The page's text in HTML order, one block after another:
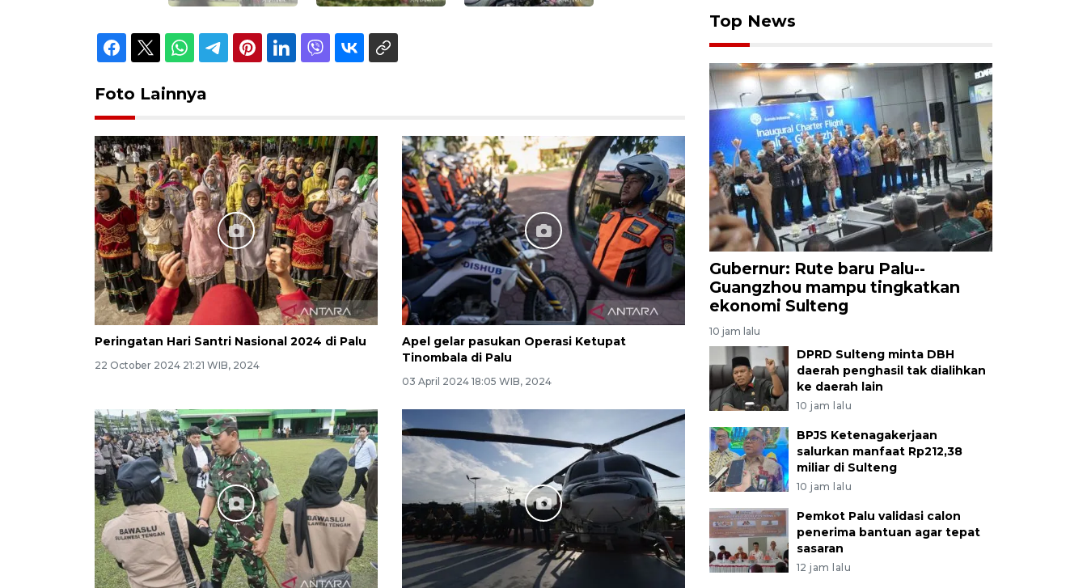
Foto Lainnya
Peringatan Hari Santri Nasional 2024 di Palu
22 October 2024 21:21 WIB, 2024
Apel gelar pasukan Operasi Ketupat
Tinombala di Palu
03 April 2024 18:05 WIB, 2024
Top News
Gubernur: Rute baru Palu--
Guangzhou mampu tingkatkan
ekonomi Sulteng
10 jam lalu
DPRD Sulteng minta DBH
daerah penghasil tak dialihkan
ke daerah lain
10 jam lalu
BPJS Ketenagakerjaan
salurkan manfaat Rp212,38
miliar di Sulteng
10 jam lalu
Pemkot Palu validasi calon
penerima bantuan agar tepat
sasaran
12 jam lalu